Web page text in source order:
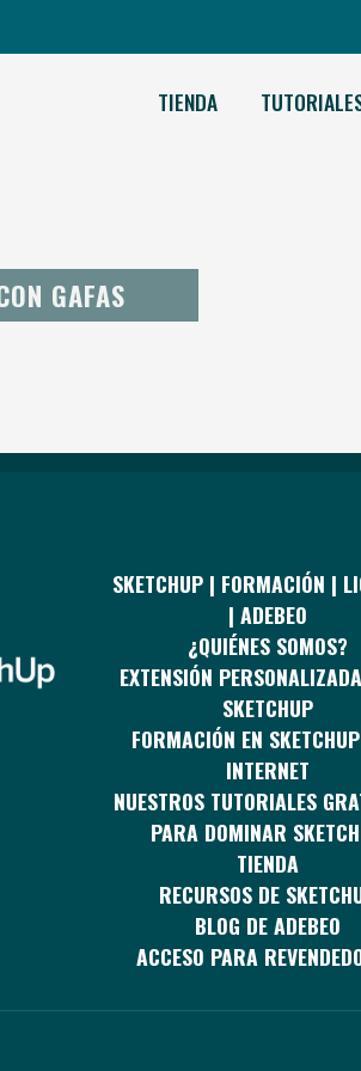
TIENDA
GAFAS
SKETCHUP | FORMACIÓN |
| ADEBEO
¿QUIÉNES SOMOS?
EXTENSIÓN
SKETCHUP
FORMACIÓN EN
INTERNET
NUESTROS TUTORIALES
PARA DOMINAR
TIENDA
RECURSOS DE
BLOG DE ADEBEO
ACCESO PARA